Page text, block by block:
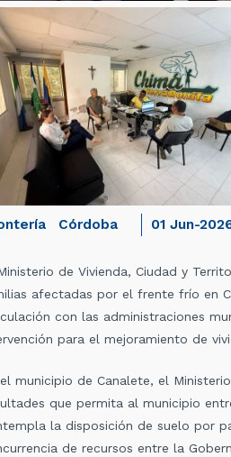
Córdoba 01 Jun-
de Vivienda, Ciudad y
afectadas por el frente frío en
con las administraciones
para el mejoramiento de
municipio de Canalete, el
que permita al municipio
la disposición de suelo por
de recursos entre la